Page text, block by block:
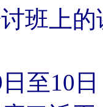
班上
至10